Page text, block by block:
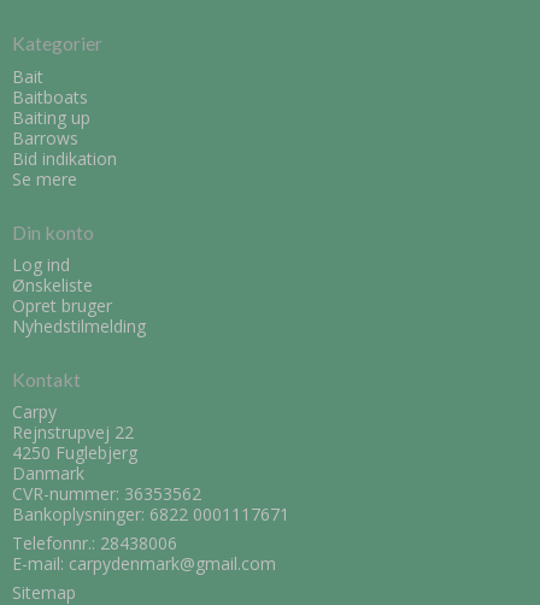
Kategorier
Bait
Baitboats
Baiting up
Barrows
Bid indikation
Se mere
Din konto
Log ind
Ønskeliste
Opret bruger
Nyhedstilmelding
Kontakt
Carpy
Rejnstrupvej 22
4250 Fuglebjerg
Danmark
CVR-nummer: 36353562
Bankoplysninger: 6822 0001117671
Telefonnr.: 28438006
E-mail: carpydenmark@gmail.com
Sitemap